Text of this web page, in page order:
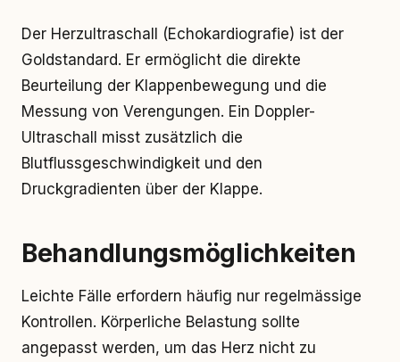
Der Herzultraschall (Echokardiografie) ist der
Goldstandard. Er ermöglicht die direkte
Beurteilung der Klappenbewegung und die
Messung von Verengungen. Ein Doppler-
Ultraschall misst zusätzlich die
Blutflussgeschwindigkeit und den
Druckgradienten über der Klappe.
Behandlungsmöglichkeiten
Leichte Fälle erfordern häufig nur regelmässige
Kontrollen. Körperliche Belastung sollte
angepasst werden, um das Herz nicht zu